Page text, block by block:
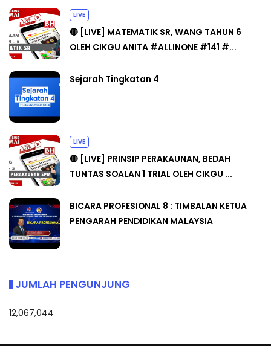
LIVE
🔴 [LIVE] MATEMATIK SR, WANG TAHUN 6
OLEH CIKGU ANITA #ALLINONE #141 #...
Sejarah Tingkatan 4
LIVE
🔴 [LIVE] PRINSIP PERAKAUNAN, BEDAH
TUNTAS SOALAN 1 TRIAL OLEH CIKGU ...
BICARA PROFESIONAL 8 : TIMBALAN KETUA
PENGARAH PENDIDIKAN MALAYSIA
JUMLAH PENGUNJUNG
12,067,044